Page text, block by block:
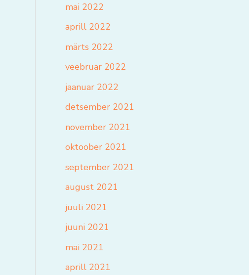
mai 2022
aprill 2022
märts 2022
veebruar 2022
jaanuar 2022
detsember 2021
november 2021
oktoober 2021
september 2021
august 2021
juuli 2021
juuni 2021
mai 2021
aprill 2021